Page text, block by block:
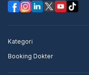
Kategori
Booking Dokter